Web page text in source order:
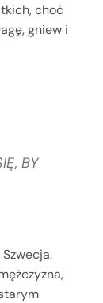
choć
gniew i
BY